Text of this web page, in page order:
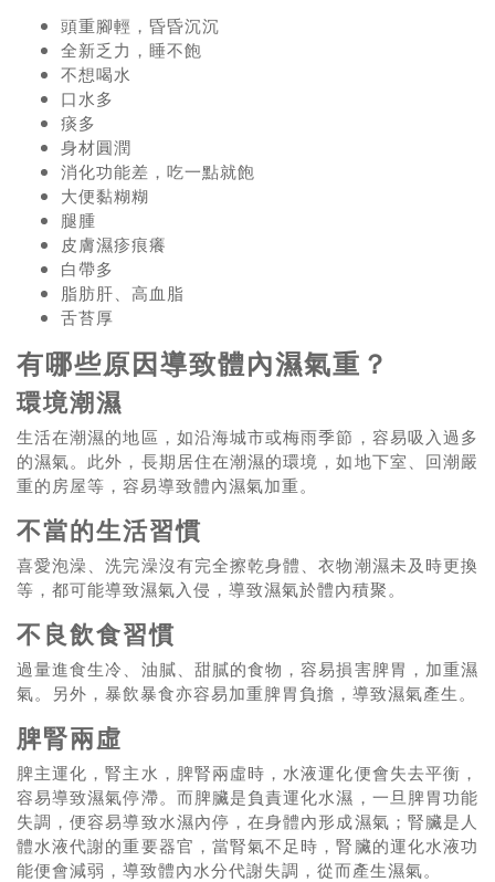
頭重腳輕，昏昏沉沉
全新乏力，睡不飽
不想喝水
口水多
痰多
身材圓潤
消化功能差，吃一點就飽
大便黏糊糊
腿腫
皮膚濕疹痕癢
白帶多
脂肪肝、高血脂
舌苔厚
有哪些原因導致體內濕氣重？
環境潮濕
生活在潮濕的地區，如沿海城市或梅雨季節，容易吸入過多
的濕氣。此外，長期居住在潮濕的環境，如地下室、回潮嚴
重的房屋等，容易導致體內濕氣加重。
不當的生活習慣
喜愛泡澡、洗完澡沒有完全擦乾身體、衣物潮濕未及時更換
等，都可能導致濕氣入侵，導致濕氣於體內積聚。
不良飲食習慣
過量進食生冷、油膩、甜膩的食物，容易損害脾胃，加重濕
氣。另外，暴飲暴食亦容易加重脾胃負擔，導致濕氣產生。
脾腎兩虛
脾主運化，腎主水，脾腎兩虛時，水液運化便會失去平衡，
容易導致濕氣停滯。而脾臟是負責運化水濕，一旦脾胃功能
失調，便容易導致水濕內停，在身體內形成濕氣；腎臟是人
體水液代謝的重要器官，當腎氣不足時，腎臟的運化水液功
能便會減弱，導致體內水分代謝失調，從而產生濕氣。